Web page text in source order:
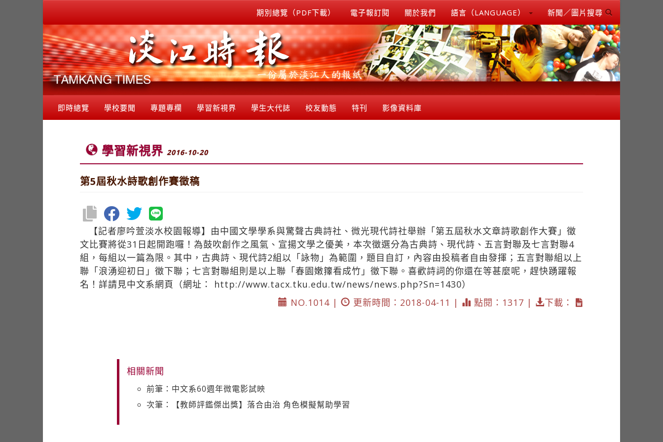
期別總覽（PDF下載） 電子報訂閱 關於我們 語言（LANGUAGE） 新聞／圖片搜尋
即時總覽 學校要聞 專題專欄 學習新視界 學生大代誌 校友動態 特刊 影像資料庫
學習新視界 2016-10-20
第5屆秋水詩歌創作賽徵稿
【記者廖吟萱淡水校園報導】由中國文學學系與驚聲古典詩社、微光現代詩社舉辦「第五屆秋水文章詩歌創作大賽」徵
文比賽將從31日起開跑囉！為鼓吹創作之風氣、宣揚文學之優美，本次徵選分為古典詩、現代詩、五言對聯及七言對聯4
組，每組以一篇為限。其中，古典詩、現代詩2組以「詠物」為範圍，題目自訂，內容由投稿者自由發揮；五言對聯組以上
聯「浪湧迎初日」徵下聯；七言對聯組則是以上聯「春園嫩籜看成竹」徵下聯。喜歡詩詞的你還在等甚麼呢，趕快踴躍報
名！詳請見中文系網頁（網址： http://www.tacx.tku.edu.tw/news/news.php?Sn=1430）
NO.1014 |
更新時間：2018-04-11 | 點閱：1317 | 下載：
相關新聞
前筆：中文系60週年微電影試映
次筆：【教師評鑑傑出獎】落合由治 角色模擬幫助學習